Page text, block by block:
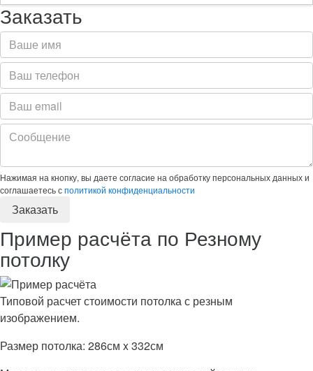
Заказать
Нажимая на кнопку, вы даете согласие на обработку персональных данных и
соглашаетесь сполитикой конфиденциальности
Пример расчёта по Резному
потолку
Типовой расчет стоимости потолка с резным
изображением.
Размер потолка: 286см x 332см